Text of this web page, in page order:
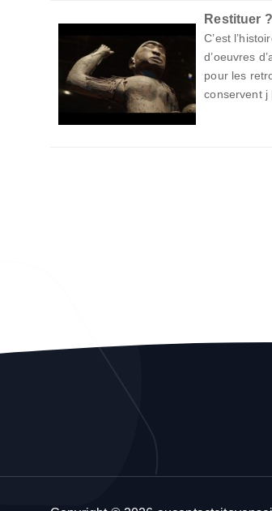
Restituer
C’est
d’oeuvres
pour les
conservent j